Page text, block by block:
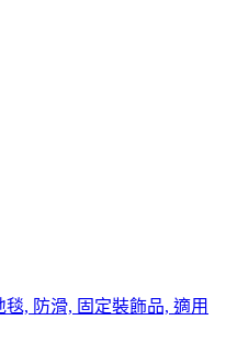
, 防滑, 固定裝飾品, 適用